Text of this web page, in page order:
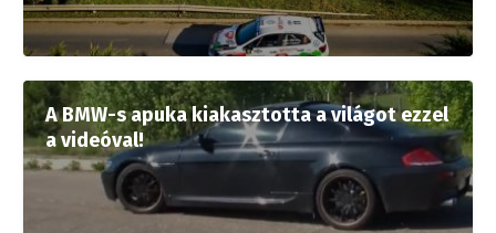
A BMW-s apuka kiakasztotta a világot ezzel
a videóval!